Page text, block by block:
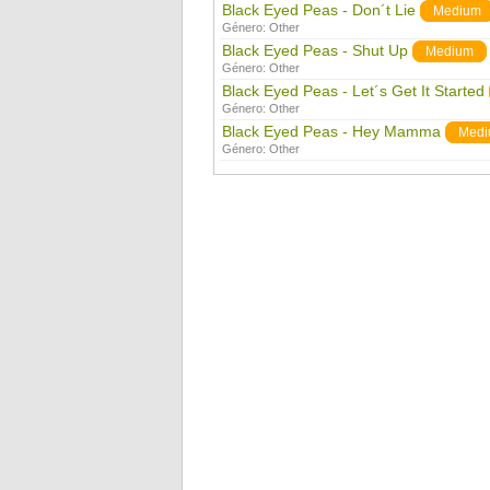
Black Eyed Peas - Don´t Lie Medium
Género: Other
Black Eyed Peas - Shut Up Medium
Género: Other
Black Eyed Peas - Let´s Get It Started
Género: Other
Black Eyed Peas - Hey Mamma
Género: Other